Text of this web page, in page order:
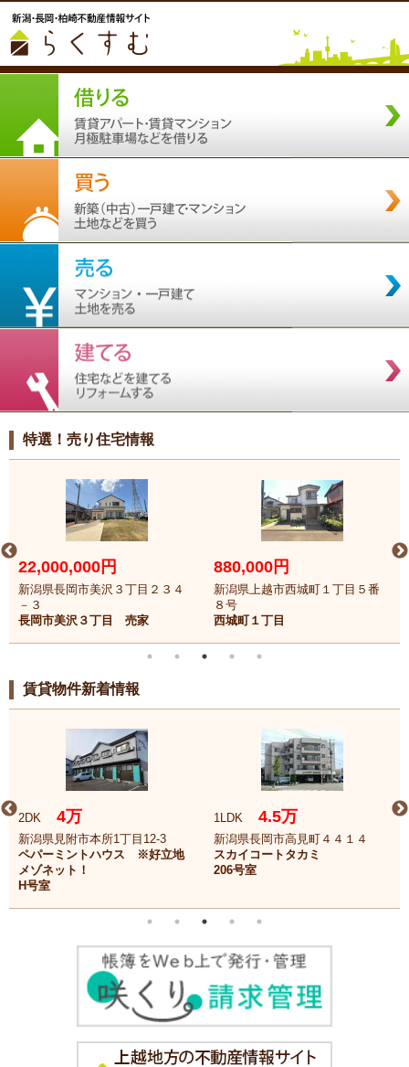
特選！売り住宅情報
22,000,000円
新潟県長岡市美沢３丁目２３４
－３
長岡市美沢３丁目 売家
880,000円
新潟県上越市西城町１丁目５番
８号
西城町１丁目
賃貸物件新着情報
2DK 4万
新潟県見附市本所1丁目12-3
ペパーミントハウス ※好立地
メゾネット！
H号室
1LDK 4.5万
新潟県長岡市高見町４４１４
スカイコートタカミ
206号室